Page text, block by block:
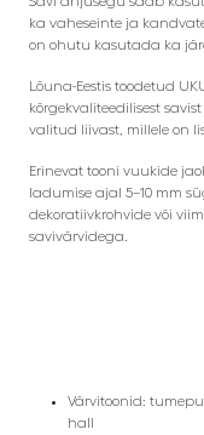
ka vaheseinte ja
on ohutu kasutada ka
Lõuna-Eestis toodetud
kõrgekvaliteedilisest
valitud liivast, millele on
Erinevat tooni vuukide
ladumise ajal 5–10 mm
dekoratiivkrohvide või
savivärvidega.
Värvitoonid:
hall